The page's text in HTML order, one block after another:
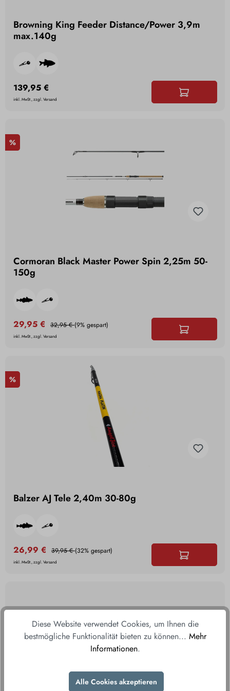
Browning King Feeder Distance/Power 3,9m
max.140g
139,95 €
inkl. MwSt., zzgl. Versand
%
Cormoran Black Master Power Spin 2,25m 50-
150g
29,95 € 32,95 €(9% gespart)
inkl. MwSt., zzgl. Versand
%
Balzer AJ Tele 2,40m 30-80g
26,99 € 39,95 €(32% gespart)
inkl. MwSt., zzgl. Versand
Diese Website verwendet Cookies, um Ihnen die
bestmögliche Funktionalität bieten zu können... Mehr
Informationen.
Alle Cookies akzeptieren